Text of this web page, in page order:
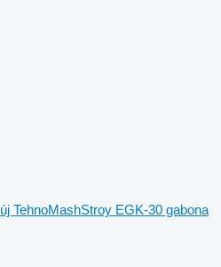
új TehnoMashStroy EGK-30 gabona